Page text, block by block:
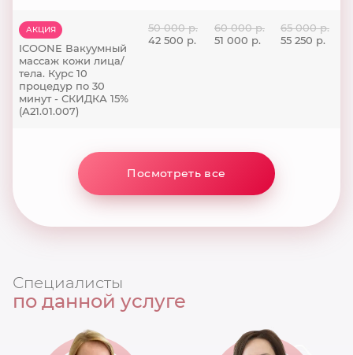
АКЦИЯ
ICOONE Вакуумный
массаж кожи лица/
тела. Курс 10
процедур по 30
минут - СКИДКА 15%
(А21.01.007)
50 000 р.
42 500 р.
60 000 р.
51 000 р.
65 000 р.
55 250 р.
Посмотреть все
Специалисты
по данной услуге